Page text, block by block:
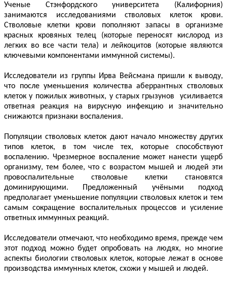
Ученые Стэнфордского университета (Калифорния)
занимаются исследованиями стволовых клеток крови.
Стволовые клетки крови пополняют запасы в организме
красных кровяных телец (которые переносят кислород из
легких во все части тела) и лейкоцитов (которые являются
ключевыми компонентами иммунной системы).
Исследователи из группы Ирва Вейсмана пришли к выводу,
что после уменьшения количества аберрантных стволовых
клеток у пожилых животных, у старых грызунов усиливается
ответная реакция на вирусную инфекцию и значительно
снижаются признаки воспаления.
Популяции стволовых клеток дают начало множеству других
типов клеток, в том числе тех, которые способствуют
воспалению. Чрезмерное воспаление может нанести ущерб
организму, тем более, что с возрастом мышей и людей эти
провоспалительные стволовые клетки становятся
доминирующими. Предложенный учёными подход
предполагает уменьшение популяции стволовых клеток и тем
самым сокращение воспалительных процессов и усиление
ответных иммунных реакций.
Исследователи отмечают, что необходимо время, прежде чем
этот подход можно будет опробовать на людях, но многие
аспекты биологии стволовых клеток, которые лежат в основе
производства иммунных клеток, схожи у мышей и людей.